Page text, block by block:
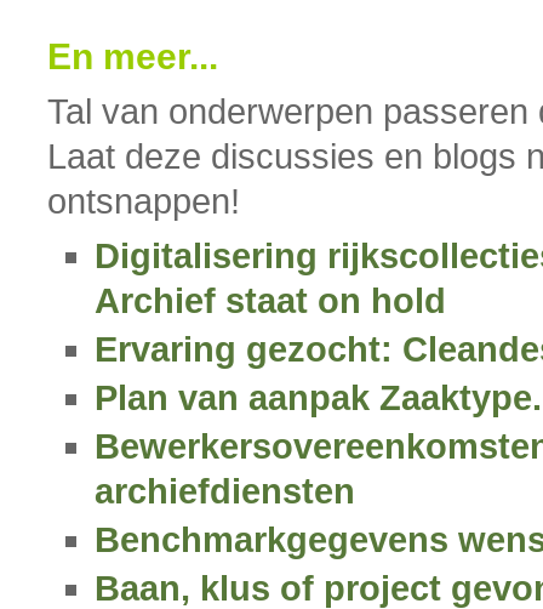
En meer...
Tal van onderwerpen
Laat deze discussies en blogs
ontsnappen!
Digitalisering
Archief staat on hold
Ervaring gezocht:
Plan van aanpak
archiefdiensten
Benchmarkgegevens
Baan, klus of project